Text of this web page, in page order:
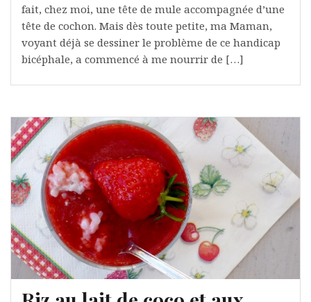
fait, chez moi, une tête de mule accompagnée d’une
tête de cochon. Mais dès toute petite, ma Maman,
voyant déjà se dessiner le problème de ce handicap
bicéphale, a commencé à me nourrir de […]